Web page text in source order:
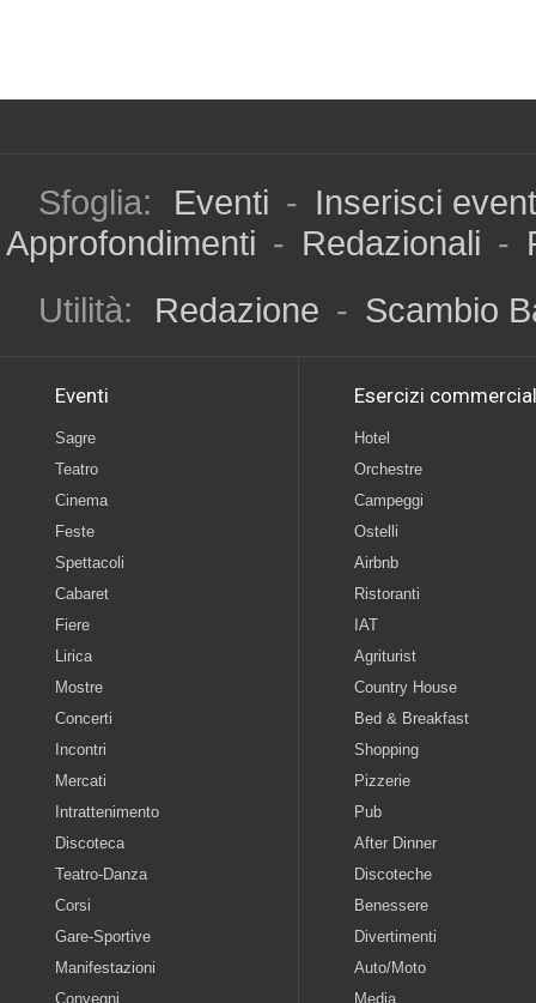
Sfoglia: Eventi - Inserisci
Approfondimenti - Redazionali -
Utilità:
Redazione - Scambio
Eventi
Sagre
Teatro
Cinema
Feste
Spettacoli
Cabaret
Fiere
Lirica
Mostre
Concerti
Incontri
Mercati
Intrattenimento
Discoteca
Teatro-Danza
Corsi
Gare-Sportive
Manifestazioni
Convegni
Esercizi
Hotel
Orchestre
Campeggi
Ostelli
Airbnb
Ristoranti
IAT
Agriturist
Country House
Bed & Breakfast
Shopping
Pizzerie
Pub
After Dinner
Discoteche
Benessere
Divertimenti
Auto/Moto
Media